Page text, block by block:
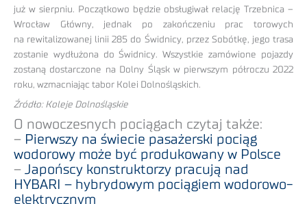
już w sierpniu. Początkowo będzie obsługiwał relację Trzebnica –
Wrocław Główny, jednak po zakończeniu prac torowych
na rewitalizowanej linii 285 do Świdnicy, przez Sobótkę, jego trasa
zostanie wydłużona do Świdnicy. Wszystkie zamówione pojazdy
zostaną dostarczone na Dolny Śląsk w pierwszym półroczu 2022
roku, wzmacniając tabor Kolei Dolnośląskich.
Źródło: Koleje Dolnośląskie
O nowoczesnych pociągach czytaj także:
– Pierwszy na świecie pasażerski pociąg
wodorowy może być produkowany w Polsce
– Japońscy konstruktorzy pracują nad
HYBARI – hybrydowym pociągiem wodorowo-
elektrycznym